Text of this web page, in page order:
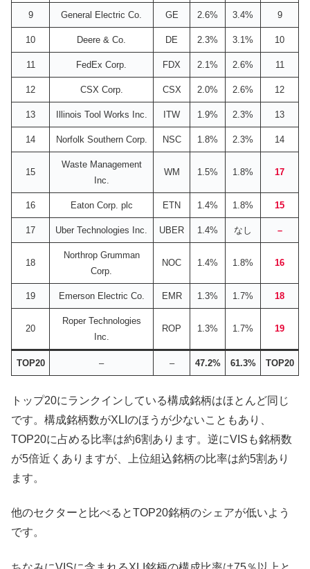
9 General Electric Co. GE 2.6% 3.4% 9
10 Deere & Co. DE 2.3% 3.1% 10
11 FedEx Corp. FDX 2.1% 2.6% 11
12 CSX Corp. CSX 2.0% 2.6% 12
13 Illinois Tool Works Inc. ITW 1.9% 2.3% 13
14 Norfolk Southern Corp. NSC 1.8% 2.3% 14
15
Waste Management
Inc.
WM 1.5% 1.8% 17
16 Eaton Corp. plc ETN 1.4% 1.8% 15
17 Uber Technologies Inc. UBER 1.4% なし –
18
Northrop Grumman
Corp.
NOC 1.4% 1.8% 16
19 Emerson Electric Co. EMR 1.3% 1.7% 18
20
Roper Technologies
Inc.
ROP 1.3% 1.7% 19
TOP20 – – 47.2% 61.3% TOP20
トップ20にランクインしている構成銘柄はほとんど同じ
です。構成銘柄数がXLIのほうが少ないこともあり、
TOP20に占める比率は約6割あります。逆にVISも銘柄数
が5倍近くありますが、上位組込銘柄の比率は約5割あり
ます。
他のセクターと比べるとTOP20銘柄のシェアが低いよう
です。